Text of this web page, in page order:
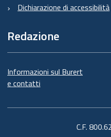
Dichiarazione di accessibilità
Redazione
Informazioni sul Burert
e contatti
C.F.